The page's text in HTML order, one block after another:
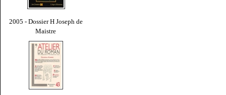
2005 - Dossier H Joseph de
Maistre